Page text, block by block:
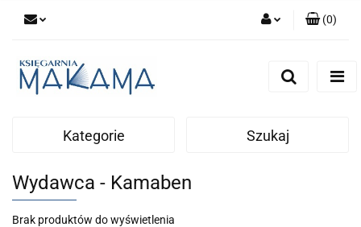
(0)
Kategorie Szukaj
Wydawca - Kamaben
Brak produktów do wyświetlenia